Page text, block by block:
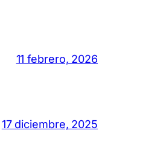
11 febrero, 2026
17 diciembre, 2025